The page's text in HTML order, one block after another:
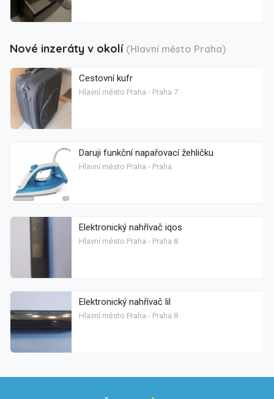
Nové inzeráty v okolí (Hlavní město Praha)
Cestovní kufr
Hlavní město Praha - Praha 7
Daruji funkční napařovací žehličku
Hlavní město Praha - Praha
Elektronický nahřívač iqos
Hlavní město Praha - Praha 8
Elektronický nahřívač lil
Hlavní město Praha - Praha 8